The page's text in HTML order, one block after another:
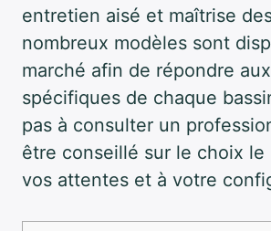
entretien aisé et maîtrise
nombreux modèles sont
marché afin de répondre
spécifiques de chaque
pas à consulter un
être conseillé sur le choix le
vos attentes et à votre